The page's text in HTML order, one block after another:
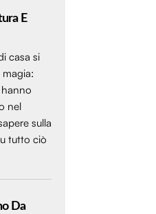
E
casa si
nel
sulla
tutto ciò
Da